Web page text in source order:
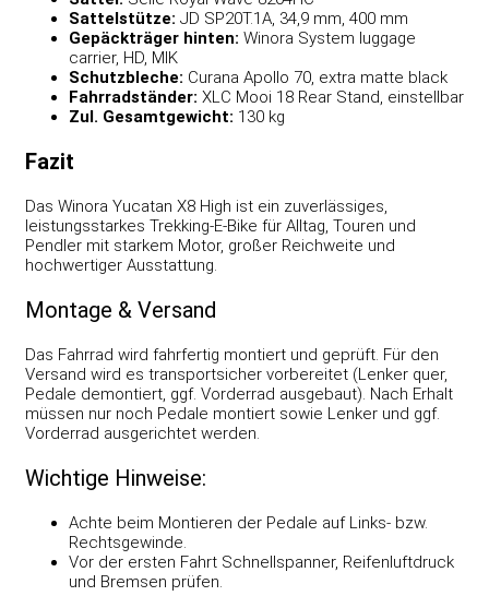
Sattelstütze: JD SP20T.1A, 34,9 mm, 400 mm
Gepäckträger hinten: Winora System luggage
carrier, HD, MIK
Schutzbleche: Curana Apollo 70, extra matte black
Fahrradständer: XLC Mooi 18 Rear Stand, einstellbar
Zul. Gesamtgewicht: 130 kg
Fazit
Das Winora Yucatan X8 High ist ein zuverlässiges,
leistungsstarkes Trekking-E-Bike für Alltag, Touren und
Pendler mit starkem Motor, großer Reichweite und
hochwertiger Ausstattung.
Montage & Versand
Das Fahrrad wird fahrfertig montiert und geprüft. Für den
Versand wird es transportsicher vorbereitet (Lenker quer,
Pedale demontiert, ggf. Vorderrad ausgebaut). Nach Erhalt
müssen nur noch Pedale montiert sowie Lenker und ggf.
Vorderrad ausgerichtet werden.
Wichtige Hinweise:
Achte beim Montieren der Pedale auf Links- bzw.
Rechtsgewinde.
Vor der ersten Fahrt Schnellspanner, Reifenluftdruck
und Bremsen prüfen.